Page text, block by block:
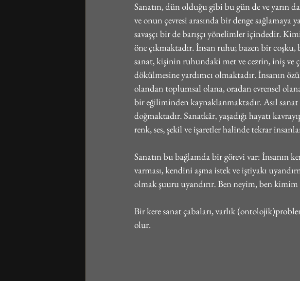
Sanatın, dün olduğu gibi bu gün de ve yarın
ve onun çevresi arasında bir denge sağlamaya
savaşçı bir de barışçı yönelimler içindedir.
öne çıkmaktadır. İnsan ruhu; bazen bir
sanat, kişinin ruhundaki met ve cezrin, iniş ve
dökülmesine yardımcı olmaktadır. İnsanın
olandan toplumsal olana, oradan evrensel
bir eğiliminden kaynaklanmaktadır. Asıl
doğmaktadır. Sanatkâr, yaşadığı hayatı
renk, ses, şekil ve işaretler halinde tekrar
Sanatın bu bağlamda bir görevi var: İnsanın
varması, kendini aşma istek ve iştiyakı
olmak şuuru uyandırır. Ben neyim, ben
Bir kere sanat çabaları, varlık
olur.